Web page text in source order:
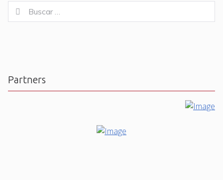
for:
Buscar
Partners